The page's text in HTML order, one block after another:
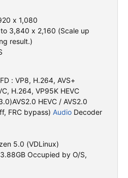
x 1,080
3,840 x 2,160 (Scale up
result.)
: VP8, H.264, AVS+
H.264, VP95K HEVC
HEVC / AVS2.0
FRC bypass) Audio Decoder
5.0 (VDLinux)
Occupied by O/S,